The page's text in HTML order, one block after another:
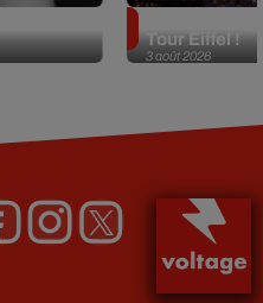
3 août 2026
Tour Eiffel !